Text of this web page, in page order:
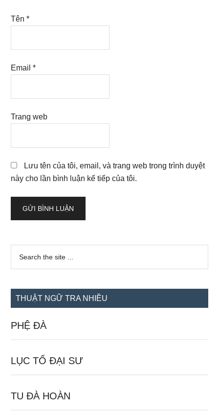
Tên*
Email*
Trang web
Lưu tên của tôi, email, và trang web trong trình duyệt
này cho lần bình luận kế tiếp của tôi.
Sidebar
chính
...
THUẬT NGỮ TRA NHIỀU
PHỆ ĐÀ
LỤC TỔ ĐẠI SƯ
TU ĐÀ HOÀN